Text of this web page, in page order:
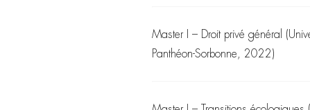
Master I – Droit privé général
Panthéon-Sorbonne, 2022)